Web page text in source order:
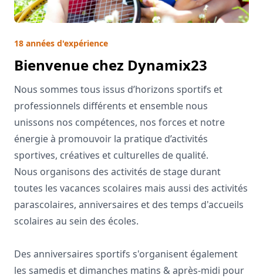
18 années d'expérience
Bienvenue chez Dynamix23
Nous sommes tous issus d’horizons sportifs et
professionnels différents et ensemble nous
unissons nos compétences, nos forces et notre
énergie à promouvoir la pratique d’activités
sportives, créatives et culturelles de qualité.
Nous organisons des activités de stage durant
toutes les vacances scolaires mais aussi des activités
parascolaires, anniversaires et des temps d'accueils
scolaires au sein des écoles.
Des anniversaires sportifs s'organisent également
les samedis et dimanches matins & après-midi pour